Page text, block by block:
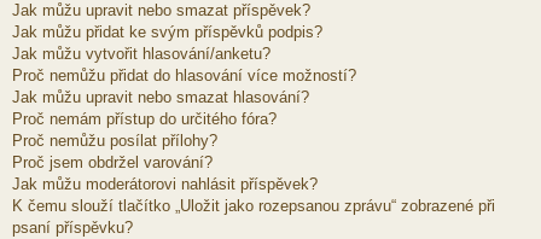
Jak můžu upravit nebo smazat příspěvek?
Jak můžu přidat ke svým příspěvků podpis?
Jak můžu vytvořit hlasování/anketu?
Proč nemůžu přidat do hlasování více možností?
Jak můžu upravit nebo smazat hlasování?
Proč nemám přístup do určitého fóra?
Proč nemůžu posílat přílohy?
Proč jsem obdržel varování?
Jak můžu moderátorovi nahlásit příspěvek?
K čemu slouží tlačítko „Uložit jako rozepsanou zprávu“ zobrazené při
psaní příspěvku?